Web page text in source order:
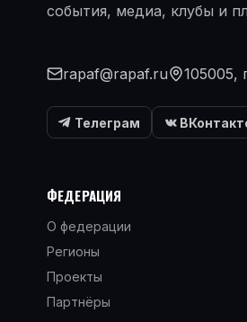
события, медиа, клубы и
rapaf@rapaf.ru 105005,
Телеграм
ФЕДЕРАЦИЯ
О федерации
Регионы
Проекты
Партнёры